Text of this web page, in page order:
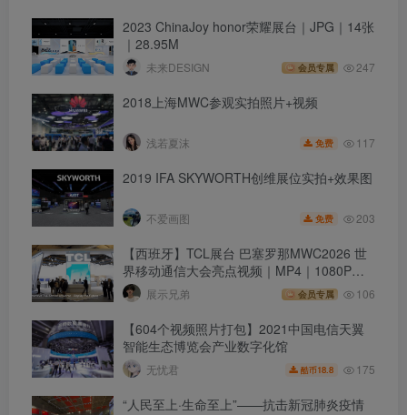
2023 ChinaJoy honor荣耀展台｜JPG｜14张
｜28.95M
未来DESIGN 会员专属 247
2018上海MWC参观实拍照片+视频
浅若夏沫 免费 117
2019 IFA SKYWORTH创维展位实拍+效果图
不爱画图 免费 203
【西班牙】TCL展台 巴塞罗那MWC2026 世
界移动通信大会亮点视频｜MP4｜1080P｜
47.37M展示兄弟 会员专属 106
【604个视频照片打包】2021中国电信天翼
智能生态博览会产业数字化馆
无忧君 酷币18.8 175
“人民至上·生命至上”——抗击新冠肺炎疫情